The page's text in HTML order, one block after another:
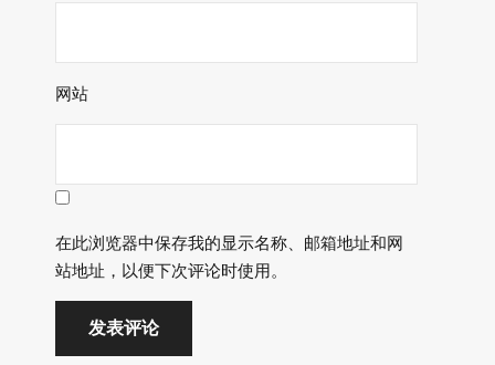
网站
在此浏览器中保存我的显示名称、邮箱地址和网
站地址，以便下次评论时使用。